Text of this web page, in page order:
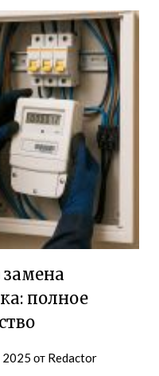
замена
полное
2025 от Redactor